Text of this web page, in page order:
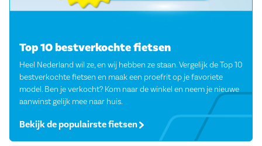
Top 10 bestverkochte fietsen
Heel Nederland wil ze, en wij hebben ze staan. Vergelijk de Top 10
bestverkochte fietsen en maak een proefrit op je favoriete
model. Ben je verkocht? Kom naar de winkel en neem je nieuwe
aanwinst gelijk mee naar huis.
Bekijk de populairste fietsen